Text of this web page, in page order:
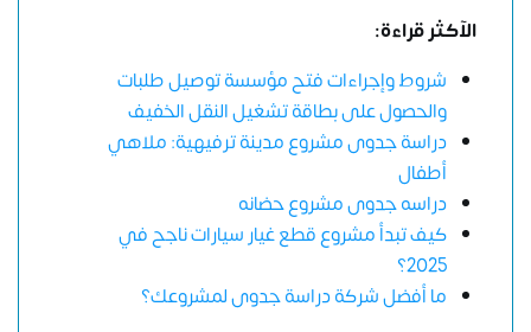
الآكثر قراءة:
شروط وإجراءات فتح مؤسسة توصيل طلبات
والحصول على بطاقة تشغيل النقل الخفيف
دراسة جدوى مشروع مدينة ترفيهية: ملاهي
أطفال
دراسه جدوى مشروع حضانه
كيف تبدأ مشروع قطع غيار سيارات ناجح في
2025؟
ما أفضل شركة دراسة جدوى لمشروعك؟